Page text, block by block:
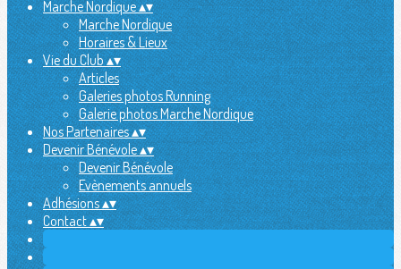
Marche Nordique▴▾
Marche Nordique
Horaires & Lieux
Vie du Club▴▾
Articles
Galeries photos Running
Galerie photos Marche Nordique
Nos Partenaires▴▾
Devenir Bénévole▴▾
Devenir Bénévole
Evènements annuels
Adhésions▴▾
Contact▴▾